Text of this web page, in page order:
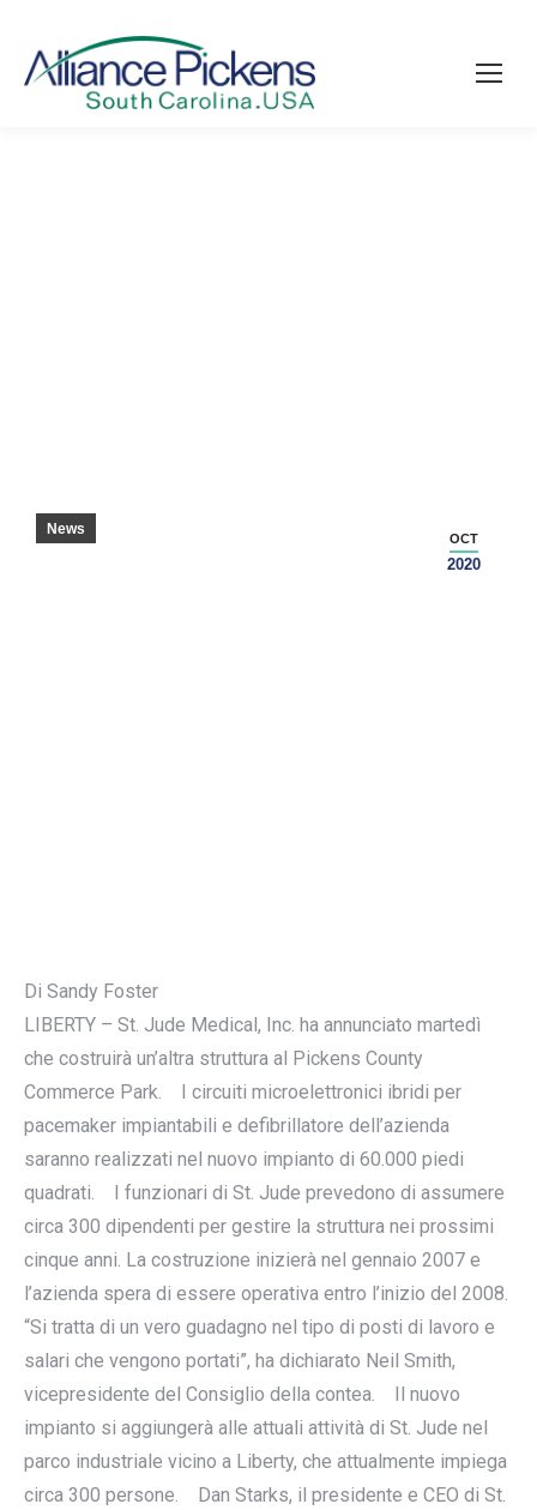
OCT
2020
News
Di Sandy Foster
LIBERTY – St. Jude Medical, Inc. ha annunciato martedì
che costruirà un’altra struttura al Pickens County
Commerce Park. I circuiti microelettronici ibridi per
pacemaker impiantabili e defibrillatore dell’azienda
saranno realizzati nel nuovo impianto di 60.000 piedi
quadrati. I funzionari di St. Jude prevedono di assumere
circa 300 dipendenti per gestire la struttura nei prossimi
cinque anni. La costruzione inizierà nel gennaio 2007 e
l’azienda spera di essere operativa entro l’inizio del 2008.
“Si tratta di un vero guadagno nel tipo di posti di lavoro e
salari che vengono portati”, ha dichiarato Neil Smith,
vicepresidente del Consiglio della contea. Il nuovo
impianto si aggiungerà alle attuali attività di St. Jude nel
parco industriale vicino a Liberty, che attualmente impiega
circa 300 persone. Dan Starks, il presidente e CEO di St.